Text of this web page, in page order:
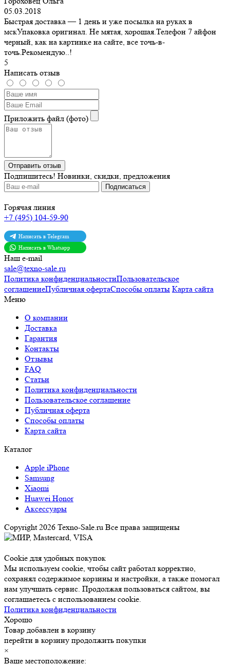
05.03.2018
Быстрая доставка — 1 день и уже посылка на руках в
мскУпаковка оригинал. Не мятая, хорошая.Телефон 7 айфон
черный, как на картинке на сайте, все точь-в-
точь.Рекомендую..!
5
Написать отзыв
Приложить файл (фото)
Отправить отзыв
Подпишитесь! Новинки, скидки, предложения
Горячая линия
+7 (495) 104-59-90
Написать в Telegram
Написать в Whatsapp
Наш e-mail
sale@texno-sale.ru
Политика конфиденциальностиПользовательское
соглашениеПубличная офертаСпособы оплаты Карта сайта
Меню
О компании
Доставка
Гарантия
Контакты
Отзывы
FAQ
Статьи
Политика конфиденциальности
Пользовательское соглашение
Публичная оферта
Способы оплаты
Карта сайта
Каталог
Apple iPhone
Samsung
Xiaomi
Huawei Honor
Аксессуары
Copyright 2026 Texno-Sale.ru Все права защищены
Cookie для удобных покупок
Мы используем cookie, чтобы сайт работал корректно,
сохранял содержимое корзины и настройки, а также помогал
нам улучшать сервис. Продолжая пользоваться сайтом, вы
соглашаетесь с использованием cookie.
Политика конфиденциальности
Хорошо
Товар добавлен в корзину
перейти в корзину продолжить покупки
×
Ваше местоположение: